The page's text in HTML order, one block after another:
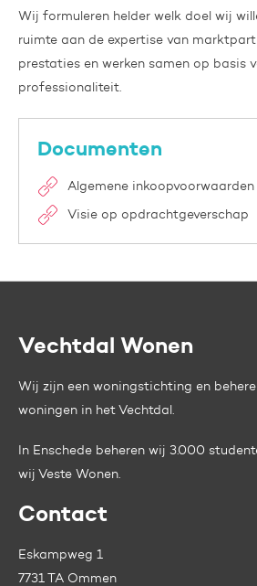
Wij formuleren helder welk doel wij
ruimte aan de expertise van
prestaties en werken samen op basis
professionaliteit.
Documenten
Algemene inkoopvoorwaarden
Visie op opdrachtgeverschap
Contactinformatie
Vechtdal Wonen
Wij zijn een woningstichting en
woningen in het Vechtdal.
In Enschede beheren wij 3.000
wij Veste Wonen.
Contact
Eskampweg 1
7731 TA Ommen